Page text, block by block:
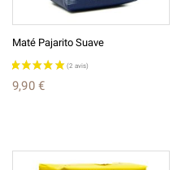
Maté Pajarito Suave
9,90 €